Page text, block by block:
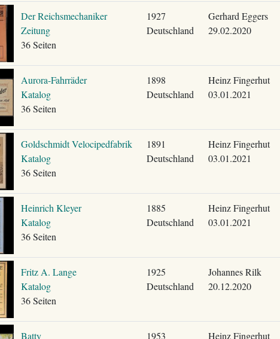
Der Reichsmechaniker
Zeitung
36 Seiten
1927
Deutschland
Gerhard Eggers
29.02.2020
Aurora-Fahrräder
Katalog
36 Seiten
1898
Deutschland
Heinz Fingerhut
03.01.2021
Goldschmidt Velocipedfabrik
Katalog
36 Seiten
1891
Deutschland
Heinz Fingerhut
03.01.2021
Heinrich Kleyer
Katalog
36 Seiten
1885
Deutschland
Heinz Fingerhut
03.01.2021
Fritz A. Lange
Katalog
36 Seiten
1925
Deutschland
Johannes Rilk
20.12.2020
Batty
1953
Heinz Fingerhut